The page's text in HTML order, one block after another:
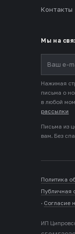
Контакты
Мы на
Нажимая
письма о
в любой
рассылки
Письма из
вам. Без
Политика
Публичная
· Согласие
ИП